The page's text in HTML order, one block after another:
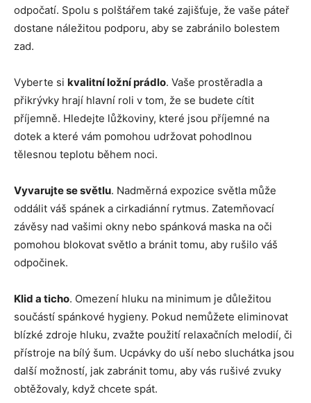
odpočatí. Spolu s polštářem také zajišťuje, že vaše páteř
dostane náležitou podporu, aby se zabránilo bolestem
zad.
Vyberte si kvalitní ložní prádlo. Vaše prostěradla a
přikrývky hrají hlavní roli v tom, že se budete cítit
příjemně. Hledejte lůžkoviny, které jsou příjemné na
dotek a které vám pomohou udržovat pohodlnou
tělesnou teplotu během noci.
Vyvarujte se světlu. Nadměrná expozice světla může
oddálit váš spánek a cirkadiánní rytmus. Zatemňovací
závěsy nad vašimi okny nebo spánková maska ​​na oči
pomohou blokovat světlo a bránit tomu, aby rušilo váš
odpočinek.
Klid a ticho. Omezení hluku na minimum je důležitou
součástí spánkové hygieny. Pokud nemůžete eliminovat
blízké zdroje hluku, zvažte použití relaxačních melodií, či
přístroje na bílý šum. Ucpávky do uší nebo sluchátka jsou
další možností, jak zabránit tomu, aby vás rušivé zvuky
obtěžovaly, když chcete spát.